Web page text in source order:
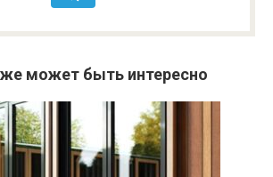
может быть интересно